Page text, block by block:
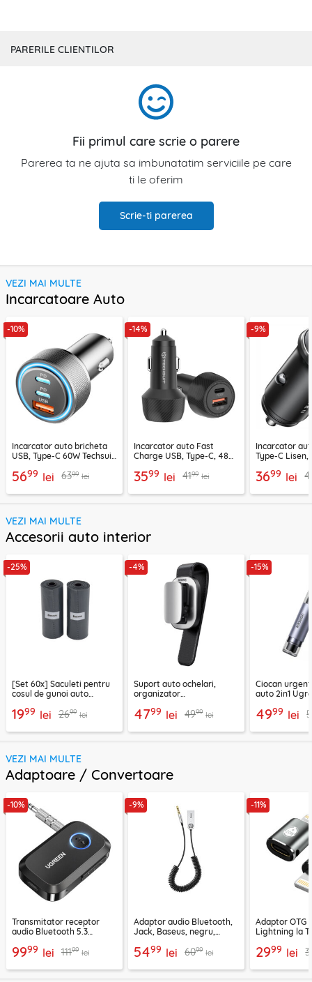
PARERILE CLIENTILOR
Fii primul care scrie o parere
Parerea ta ne ajuta sa imbunatatim serviciile pe care
ti le oferim
Scrie-ti parerea
VEZI MAI MULTE
Incarcatoare Auto
-10%
Incarcator auto bricheta
USB, Type-C 60W Techsuit
5699 lei 6399 lei
-14%
Incarcator auto Fast
Charge USB, Type-C, 48W
3599 lei 4199 lei
-9%
Incarcator
Type-C Lisen,
3699 lei
VEZI MAI MULTE
Accesorii auto interior
-25%
[Set 60x] Saculeti pentru
cosul de gunoi auto
1999 lei 2699 lei
-4%
Suport auto ochelari,
organizator
gri
4799 lei 4999 lei
-15%
Ciocan
auto 2in1
4999 lei
VEZI MAI MULTE
Adaptoare / Convertoare
-10%
Transmitator receptor
audio Bluetooth 5.3
9999 lei 11199 lei
-9%
Adaptor audio Bluetooth,
Jack, Baseus, negru,
5499 lei 6099 lei
-11%
Adaptor OTG
Lightning la
2999 lei